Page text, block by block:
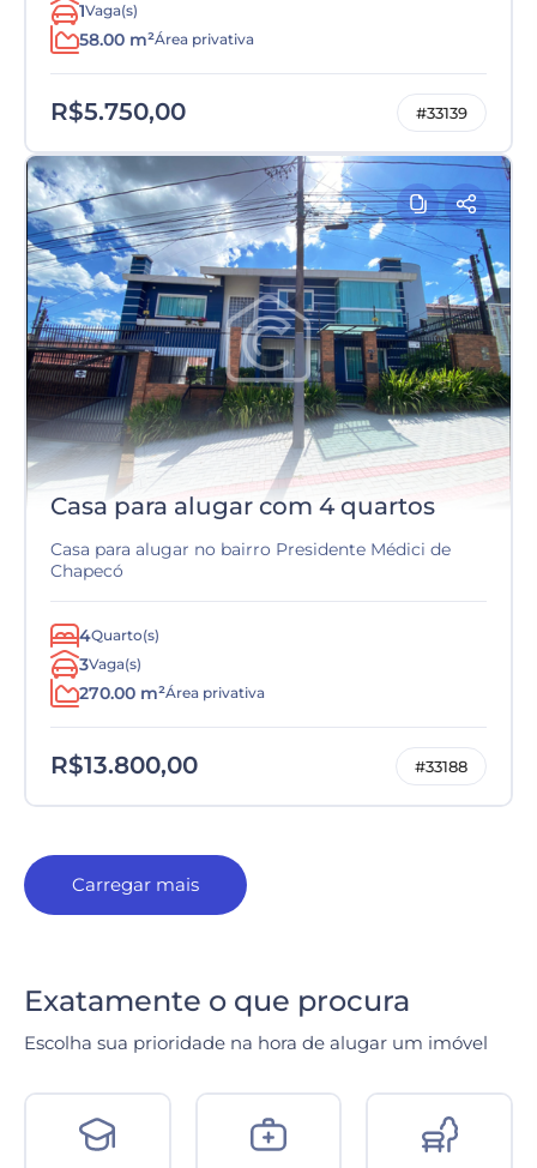
1Vaga(s)
58.00 m²Área privativa
R$5.750,00 #33139
Casa para alugar com 4 quartos
Casa para alugar no bairro Presidente Médici de
Chapecó
4Quarto(s)
3Vaga(s)
270.00 m²Área privativa
R$13.800,00 #33188
Carregar mais
Exatamente o que procura
Escolha sua prioridade na hora de alugar um imóvel